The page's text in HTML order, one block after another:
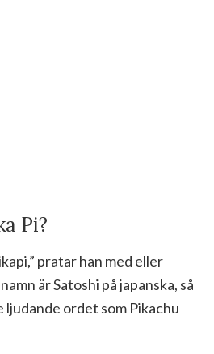
Pi?
pratar han med eller
är Satoshi på japanska, så
ljudande ordet som Pikachu